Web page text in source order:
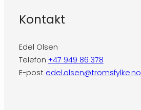
Kontakt
Edel Olsen
Telefon +47 949 86 378
E-post edel.olsen@tromsfylke.no